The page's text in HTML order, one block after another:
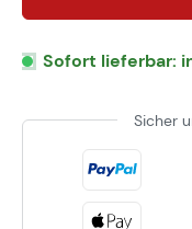
Sofort lieferbar:
Sicher